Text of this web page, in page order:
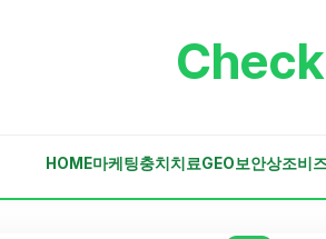
Check
HOME마케팅충치치료GEO보안상조비